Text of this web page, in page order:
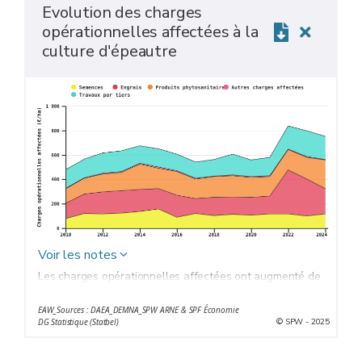
Evolution des charges
opérationnelles affectées à la
culture d'épeautre
Voir les notes
Les charges opérationnelles affectées ont augmenté de
diminuer légèrement et de rester inférieures à 430 €/ha
EAW_Sources : DAEA_DEMNA_SPW ARNE & SPF Économie
DG Statistique (Statbel)
© SPW - 2025